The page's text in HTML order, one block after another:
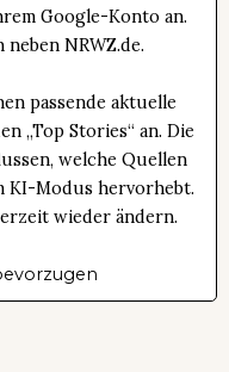
Google-Konto an.
NRWZ.de.
passende aktuelle
„Top Stories“ an. Die
welche Quellen
KI-Modus hervorhebt.
wieder ändern.